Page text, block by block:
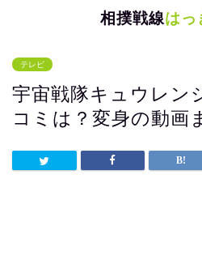
相撲戦線はっ
テレビ
宇宙戦隊キュウレン
コミは？変身の動画